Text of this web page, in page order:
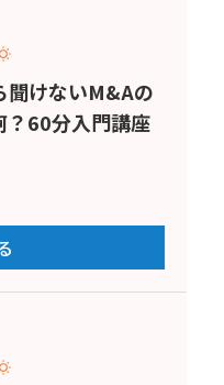
聞けないM&Aの
？60分入門講座